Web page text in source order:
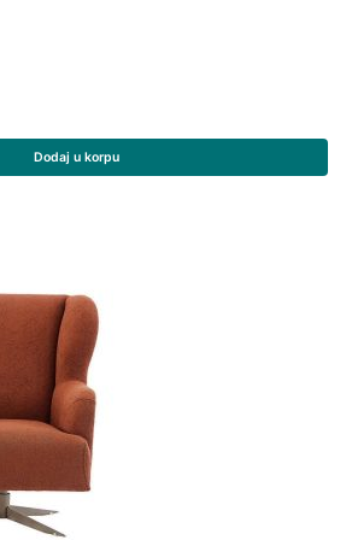
Dodaj u korpu